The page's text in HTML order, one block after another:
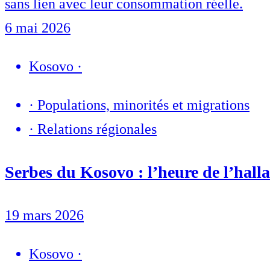
sans lien avec leur consommation réelle.
6 mai 2026
Kosovo ·
· Populations, minorités et migrations
· Relations régionales
Serbes du Kosovo : l’heure de
19 mars 2026
Kosovo ·